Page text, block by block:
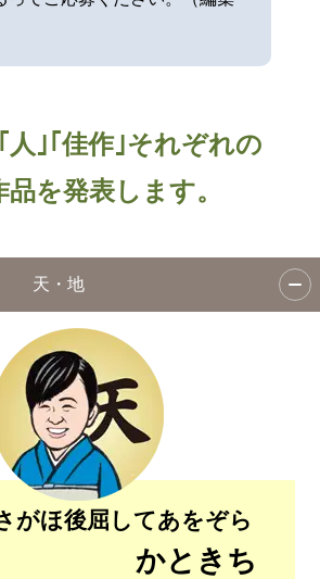
人｣｢佳作｣それぞれの
品を発表します。
天・地
がほ後屈してあをぞら
かときち